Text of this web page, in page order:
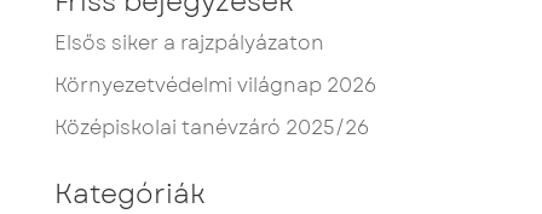
Elsős siker a rajzpályázaton
Környezetvédelmi világnap 2026
Középiskolai tanévzáró 2025/26
Kategóriák